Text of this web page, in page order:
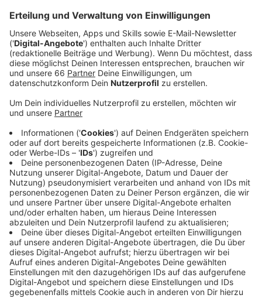
eigentlich nur eines: in Ruhe gelassen werden und
Emotionen sind ihm ebenso suspekt wie
faszinierend. Doch die neue Autonomie hat ihren
Preis – denn sollte der Konzern, der ihn
ursprünglich geschaffen hat, von seiner
Verschrottung.
Veröffentlicht: Sonntag, 25.05.2025 16:02
Anzeige
Widerwillig übernimmt Murderbot einen Auftrag, bei
dem er ein Wissenschaftsteam auf einen fremden
Planeten begleiten und beschützen soll. Angeführt
wird die Expedition von Dr. Mensah (Noma
Dumezweni), zum Team gehören unter anderem
Gurathin (David Dastmalchian), Pin-Lee (Sabrina Wu)
und Ratthi (Akshay Khanna). Schnell zeigt sich: Die